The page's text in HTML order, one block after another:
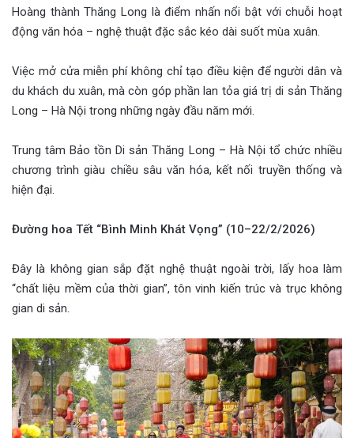
Hoàng thành Thăng Long là điểm nhấn nổi bật với chuỗi hoạt
động văn hóa – nghệ thuật đặc sắc kéo dài suốt mùa xuân.
Việc mở cửa miễn phí không chỉ tạo điều kiện để người dân và
du khách du xuân, mà còn góp phần lan tỏa giá trị di sản Thăng
Long – Hà Nội trong những ngày đầu năm mới.
Trung tâm Bảo tồn Di sản Thăng Long – Hà Nội tổ chức nhiều
chương trình giàu chiều sâu văn hóa, kết nối truyền thống và
hiện đại.
Đường hoa Tết “Bình Minh Khát Vọng” (10–22/2/2026)
Đây là không gian sắp đặt nghệ thuật ngoài trời, lấy hoa làm
“chất liệu mềm của thời gian”, tôn vinh kiến trúc và trục không
gian di sản.